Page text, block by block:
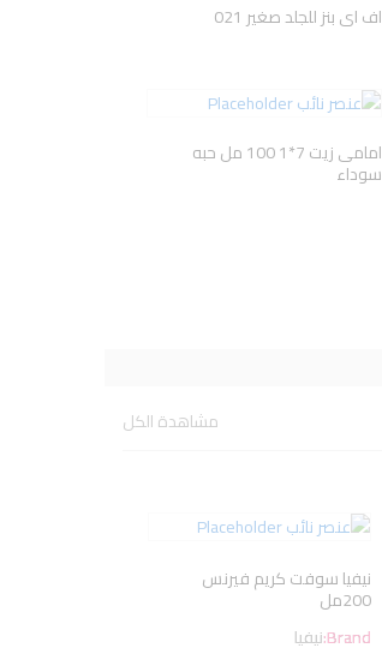
اف اى بنز للجلد صغير 021
امامى زيت 7*1 100 مل حبه
سوداء
مشاهدة الكل
نيفيا سوفت كريم فيرنس
200مل
Brand:نيفيا